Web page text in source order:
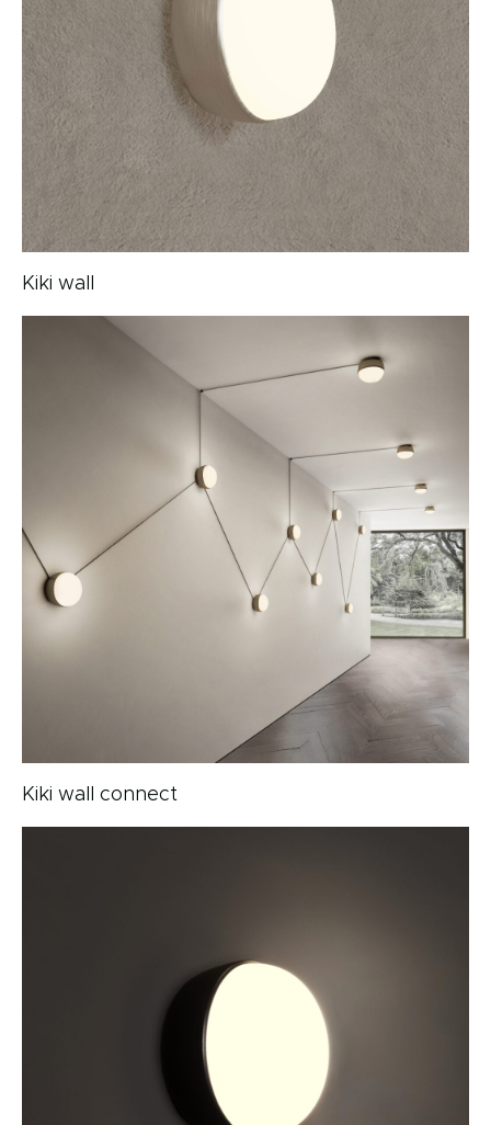
Kiki wall
Kiki wall connect